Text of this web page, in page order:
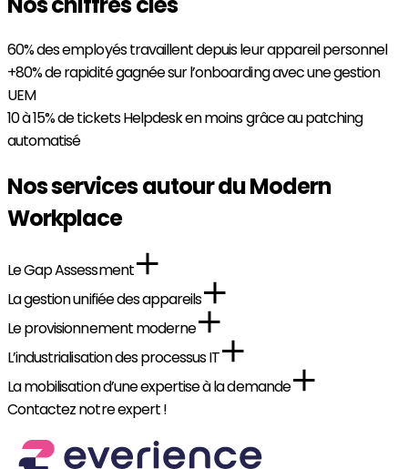
60%des employés travaillent depuis leur appareil personnel
+80%de rapidité gagnée sur l’onboarding avec une gestion
UEM
10 à 15%de tickets Helpdesk en moins grâce au patching
automatisé
Nos services autour du Modern
Workplace
Le Gap Assessment
La gestion unifiée des appareils
Le provisionnement moderne
L’industrialisation des processus IT
La mobilisation d’une expertise à la demande
Contactez notre expert !